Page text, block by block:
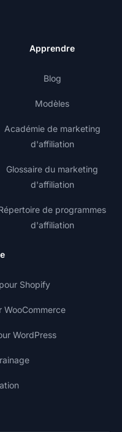
Apprendre
Blog
Modèles
Académie de marketing
d'affiliation
Glossaire du marketing
d'affiliation
de programmes
d'affiliation
Shopify
WordPress